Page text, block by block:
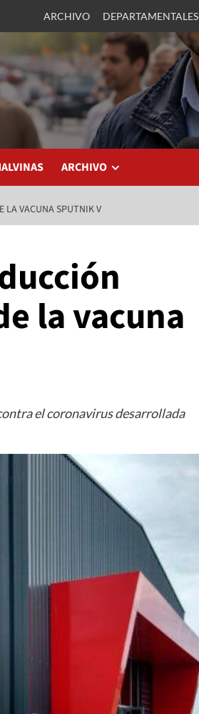
ARCHIVO DEPARTAMENTALES
ARCHIVO
LA VACUNA SPUTNIK V
la vacuna
el coronavirus desarrollada